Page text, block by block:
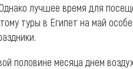
лучшее время для
туры в Египет на май
половине месяца днем